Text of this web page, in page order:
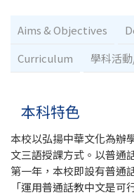
Aims & Objectives
Curriculum
學科活
本科特色
本校以弘揚中華文化為辦
文三語授課方式。以普通
第一年，本校即設有普通
「運用普通話教中文是